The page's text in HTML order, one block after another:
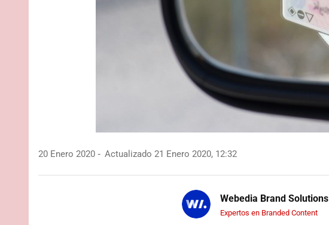
20 Enero 2020 Actualizado 21 Enero 2020, 12:32
Webedia Brand Solutions
Expertos en Branded Content